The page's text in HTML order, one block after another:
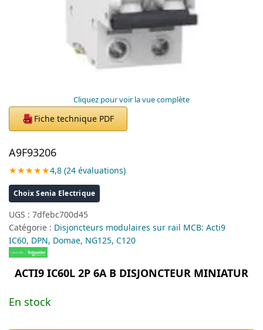
Cliquez pour voir la vue complète
PDF Fiche technique PDF
A9F93206
★★★★★4,8 (24 évaluations)
Choix Senia Electrique
UGS : 7dfebc700d45
Catégorie : Disjoncteurs modulaires sur rail MCB: Acti9
IC60, DPN, Domae, NG125, C120
ACTI9 IC60L 2P 6A B DISJONCTEUR MINIATUR
En stock